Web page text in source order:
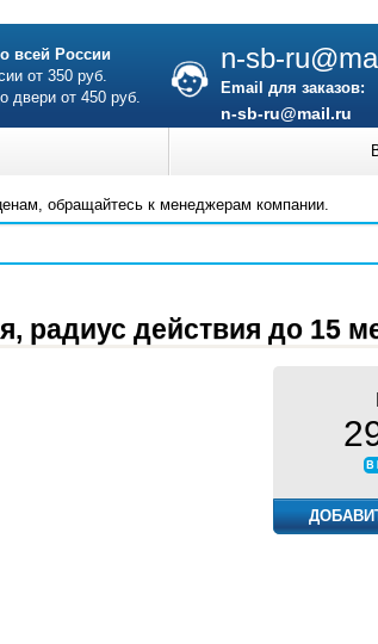
радиус действия до 15
всей России
от 350 руб.
двери от 450 руб.
n-sb-
Email для заказов:
n-sb-ru@mail.ru
обращайтесь к менеджерам компании.